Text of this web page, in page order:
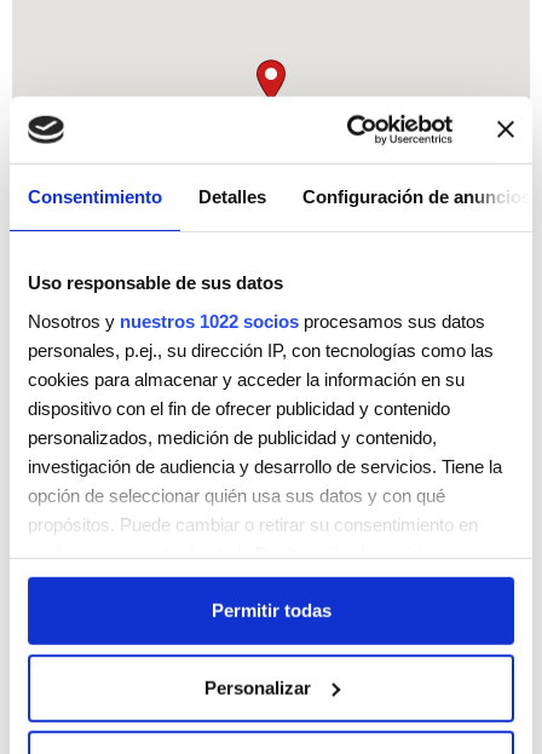
Consentimiento Detalles Configuración de anuncios
Uso responsable de sus datos
Nosotros y nuestros 1022 socios procesamos sus datos
personales, p.ej., su dirección IP, con tecnologías como las
cookies para almacenar y acceder la información en su
dispositivo con el fin de ofrecer publicidad y contenido
personalizados, medición de publicidad y contenido,
investigación de audiencia y desarrollo de servicios. Tiene la
opción de seleccionar quién usa sus datos y con qué
propósitos. Puede cambiar o retirar su consentimiento en
clicando en el Menú de consentimiento.
Si lo permite, también quisiéramos:
que puede tener una precisión de varios metros
Identificar su dispositivo analizándolo activamente
Permitir todas
Personalizar
LETHYHAIR
Calle Méndez Núñez, 17 BJO.IZQ.
Santa Cruz de TenerifeSanta Cruz de Tenerife38003
ESPAÑA
Teléfono: 690806658
Lunes
9:00 AM - 5:00 PM
Martes
9:00 AM - 5:00 PM
9:00 AM - 5:00 PM
Viernes
9:00 AM - 5:00 PM